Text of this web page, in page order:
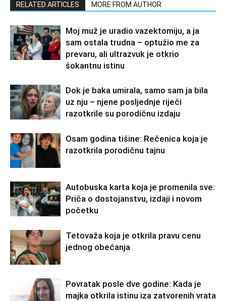
RELATED ARTICLES MORE FROM AUTHOR
Moj muž je uradio vazektomiju, a ja
sam ostala trudna – optužio me za
prevaru, ali ultrazvuk je otkrio
šokantnu istinu
Dok je baka umirala, samo sam ja bila
uz nju – njene posljednje riječi
razotkrile su porodičnu izdaju
Osam godina tišine: Rečenica koja je
razotkrila porodičnu tajnu
Autobuska karta koja je promenila sve:
Priča o dostojanstvu, izdaji i novom
početku
Tetovaža koja je otkrila pravu cenu
jednog obećanja
Povratak posle dve godine: Kada je
majka otkrila istinu iza zatvorenih vrata